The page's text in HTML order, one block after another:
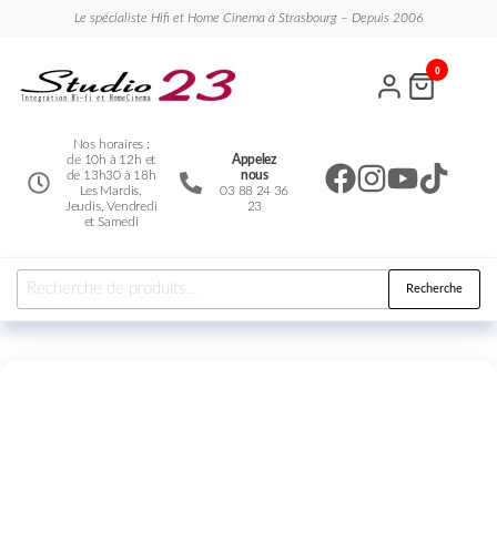
Le spécialiste Hifi et Home Cinema à Strasbourg – Depuis 2006
Nos horaires :
de 10h à 12h et
de 13h30 à 18h
Les Mardis,
Jeudis, Vendredi
et Samedi
Appelez
nous
03 88 24 36
23
0
Recherche